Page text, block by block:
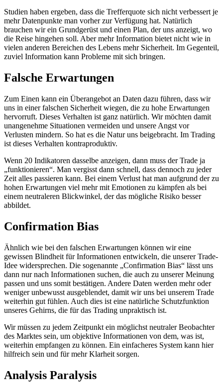
Studien haben ergeben, dass die Trefferquote sich nicht verbessert je
mehr Datenpunkte man vorher zur Verfügung hat. Natürlich
brauchen wir ein Grundgerüst und einen Plan, der uns anzeigt, wo
die Reise hingehen soll. Aber mehr Information bietet nicht wie in
vielen anderen Bereichen des Lebens mehr Sicherheit. Im Gegenteil,
zuviel Information kann Probleme mit sich bringen.
Falsche Erwartungen
Zum Einen kann ein Überangebot an Daten dazu führen, dass wir
uns in einer falschen Sicherheit wiegen, die zu hohe Erwartungen
hervorruft. Dieses Verhalten ist ganz natürlich. Wir möchten damit
unangenehme Situationen vermeiden und unsere Angst vor
Verlusten mindern. So hat es die Natur uns beigebracht. Im Trading
ist dieses Verhalten kontraproduktiv.
Wenn 20 Indikatoren dasselbe anzeigen, dann muss der Trade ja
„funktionieren“. Man vergisst dann schnell, dass dennoch zu jeder
Zeit alles passieren kann. Bei einem Verlust hat man aufgrund der zu
hohen Erwartungen viel mehr mit Emotionen zu kämpfen als bei
einem neutraleren Blickwinkel, der das mögliche Risiko besser
abbildet.
Confirmation Bias
Ähnlich wie bei den falschen Erwartungen können wir eine
gewissen Blindheit für Informationen entwickeln, die unserer Trade-
Idee widersprechen. Die sogenannte „Confirmation Bias“ lässt uns
dann nur nach Informationen suchen, die auch zu unserer Meinung
passen und uns somit bestätigen. Andere Daten werden mehr oder
weniger unbewusst ausgeblendet, damit wir uns bei unserem Trade
weiterhin gut fühlen. Auch dies ist eine natürliche Schutzfunktion
unseres Gehirns, die für das Trading unpraktisch ist.
Wir müssen zu jedem Zeitpunkt ein möglichst neutraler Beobachter
des Marktes sein, um objektive Informationen von dem, was ist,
weiterhin empfangen zu können. Ein einfacheres System kann hier
hilfreich sein und für mehr Klarheit sorgen.
Analysis Paralysis